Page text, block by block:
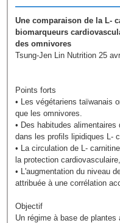
Une comparaison de la L-
biomarqueurs
des omnivores
Tsung-Jen Lin Nutrition 25
Points forts
• Les végétariens taïwanais
que les omnivores.
• Des habitudes
dans les profils lipidiques L-
• La circulation de L-
la protection
• L'augmentation du niveau
attribuée à une corrélation
Objectif
Un régime à base de